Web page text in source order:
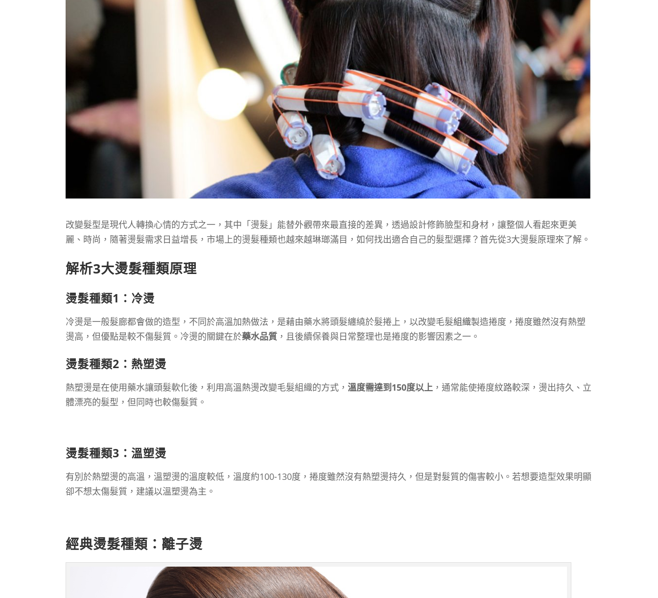
改變髮型是現代人轉換心情的方式之一，其中「燙髮」能替外觀帶來最直接的差異，透過設計修飾臉型和身材，讓整個人看起來更美
麗、時尚，隨著燙髮需求日益增長，市場上的燙髮種類也越來越琳瑯滿目，如何找出適合自己的髮型選擇？首先從3大燙髮原理來了解。
解析3大燙髮種類原理
燙髮種類1：冷燙
冷燙是一般髮廊都會做的造型，不同於高溫加熱做法，是藉由藥水將頭髮纏繞於髮捲上，以改變毛髮組織製造捲度，捲度雖然沒有熱塑
燙高，但優點是較不傷髮質。冷燙的關鍵在於藥水品質 ，且後續保養與日常整理也是捲度的影響因素之一。
燙髮種類2：熱塑燙
熱塑燙是在使用藥水讓頭髮軟化後，利用高溫熱燙改變毛髮組織的方式，溫度需達到150度以上 ，通常能使捲度紋路較深，燙出持久、立
體漂亮的髮型，但同時也較傷髮質。
燙髮種類3：溫塑燙
有別於熱塑燙的高溫，溫塑燙的溫度較低，溫度約100-130度，捲度雖然沒有熱塑燙持久，但是對髮質的傷害較小。若想要造型效果明顯
卻不想太傷髮質，建議以溫塑燙為主。
經典燙髮種類：離子燙